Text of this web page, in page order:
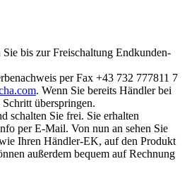
bis zur Freischaltung Endkunden-
per Fax +43 732 777811 7
. Wenn Sie bereits Händler bei
überspringen.
schalten Sie frei. Sie erhalten
per E-Mail. Von nun an sehen Sie
Ihren Händler-EK, auf den Produkt
außerdem bequem auf Rechnung